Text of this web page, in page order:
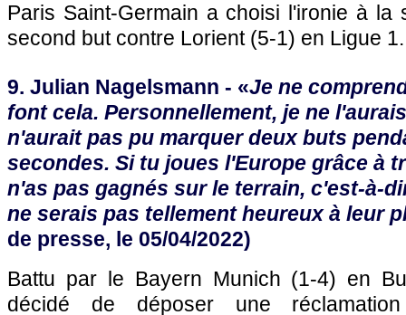
Paris Saint-Germain a choisi l'ironie à la
second but contre Lorient (5-1) en Ligue 1.
9. Julian Nagelsmann - «Je ne
font cela. Personnellement, je ne
n'aurait pas pu marquer deux buts
secondes. Si tu joues l'Europe grâce à
n'as pas gagnés sur le terrain, c'est-à-
ne serais pas tellement heureux à leur
de presse, le 05/04/2022)
Battu par le Bayern Munich (1-4) en
décidé de déposer une